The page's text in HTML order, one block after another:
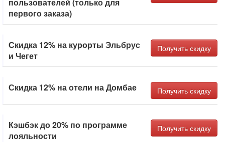
первого заказа)
Скидка 12% на курорты Эльбрус
и Чегет
Получить скидку
Скидка 12% на отели на Домбае Получить скидку
Кэшбэк до 20% по программе
лояльности
Получить скидку